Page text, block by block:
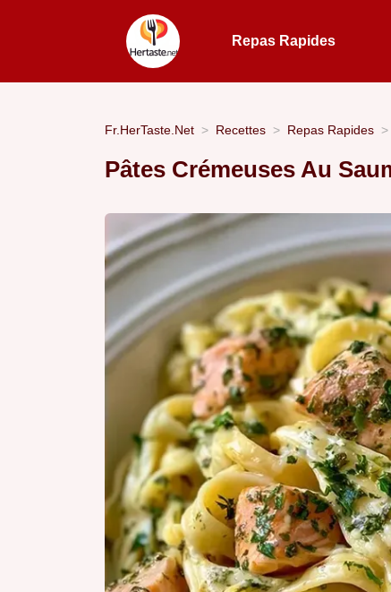
Repas Rapides
Fr.HerTaste.Net Recettes Repas Rapides
Pâtes Crémeuses Au